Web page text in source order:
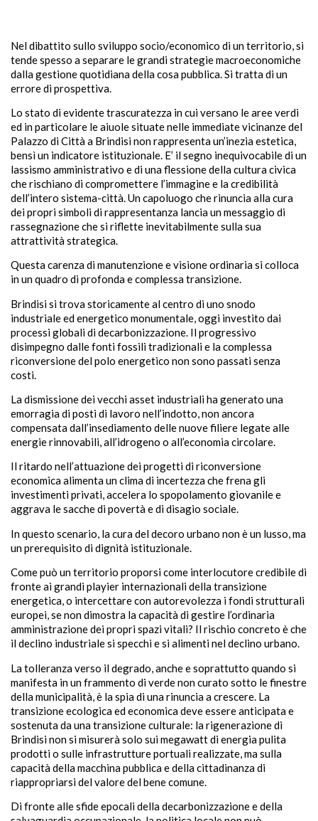
Nel dibattito sullo sviluppo socio/economico di un territorio, si
tende spesso a separare le grandi strategie macroeconomiche
dalla gestione quotidiana della cosa pubblica. Si tratta di un
errore di prospettiva.
Lo stato di evidente trascuratezza in cui versano le aree verdi
ed in particolare le aiuole situate nelle immediate vicinanze del
Palazzo di Città a Brindisi non rappresenta un’inezia estetica,
bensì un indicatore istituzionale. E’ il segno inequivocabile di un
lassismo amministrativo e di una flessione della cultura civica
che rischiano di compromettere l’immagine e la credibilità
dell’intero sistema-città. Un capoluogo che rinuncia alla cura
dei propri simboli di rappresentanza lancia un messaggio di
rassegnazione che si riflette inevitabilmente sulla sua
attrattività strategica.
Questa carenza di manutenzione e visione ordinaria si colloca
in un quadro di profonda e complessa transizione.
Brindisi si trova storicamente al centro di uno snodo
industriale ed energetico monumentale, oggi investito dai
processi globali di decarbonizzazione. Il progressivo
disimpegno dalle fonti fossili tradizionali e la complessa
riconversione del polo energetico non sono passati senza
costi.
La dismissione dei vecchi asset industriali ha generato una
emorragia di posti di lavoro nell’indotto, non ancora
compensata dall’insediamento delle nuove filiere legate alle
energie rinnovabili, all’idrogeno o all’economia circolare.
Il ritardo nell’attuazione dei progetti di riconversione
economica alimenta un clima di incertezza che frena gli
investimenti privati, accelera lo spopolamento giovanile e
aggrava le sacche di povertà e di disagio sociale.
In questo scenario, la cura del decoro urbano non è un lusso, ma
un prerequisito di dignità istituzionale.
Come può un territorio proporsi come interlocutore credibile di
fronte ai grandi playier internazionali della transizione
energetica, o intercettare con autorevolezza i fondi strutturali
europei, se non dimostra la capacità di gestire l’ordinaria
amministrazione dei propri spazi vitali? Il rischio concreto è che
il declino industriale si specchi e si alimenti nel declino urbano.
La tolleranza verso il degrado, anche e soprattutto quando si
manifesta in un frammento di verde non curato sotto le finestre
della municipalità, è la spia di una rinuncia a crescere. La
transizione ecologica ed economica deve essere anticipata e
sostenuta da una transizione culturale: la rigenerazione di
Brindisi non si misurerà solo sui megawatt di energia pulita
prodotti o sulle infrastrutture portuali realizzate, ma sulla
capacità della macchina pubblica e della cittadinanza di
riappropriarsi del valore del bene comune.
Di fronte alle sfide epocali della decarbonizzazione e della